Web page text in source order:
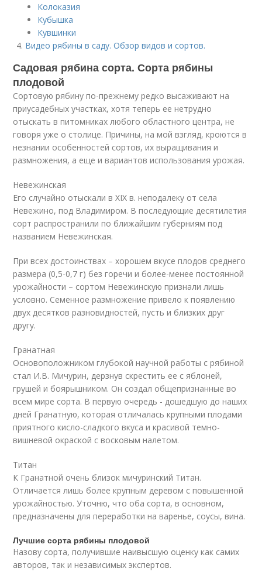
Колоказия
Кубышка
Кувшинки
Видео рябины в саду. Обзор видов и сортов.
Садовая рябина сорта. Сорта рябины
плодовой
Сортовую рябину по-прежнему редко высаживают на
приусадебных участках, хотя теперь ее нетрудно
отыскать в питомниках любого областного центра, не
говоря уже о столице. Причины, на мой взгляд, кроются в
незнании особенностей сортов, их выращивания и
размножения, а еще и вариантов использования урожая.
Невежинская
Его случайно отыскали в ХIХ в. неподалеку от села
Невежино, под Владимиром. В последующие десятилетия
сорт распространили по ближайшим губерниям под
названием Невежинская.
При всех достоинствах – хорошем вкусе плодов среднего
размера (0,5-0,7 г) без горечи и более-менее постоянной
урожайности – сортом Невежинскую признали лишь
условно. Семенное размножение привело к появлению
двух десятков разновидностей, пусть и близких друг
другу.
Гранатная
Основоположником глубокой научной работы с рябиной
стал И.В. Мичурин, дерзнув скрестить ее с яблоней,
грушей и боярышником. Он создал общепризнанные во
всем мире сорта. В первую очередь - дошедшую до наших
дней Гранатную, которая отличалась крупными плодами
приятного кисло-сладкого вкуса и красивой темно-
вишневой окраской с восковым налетом.
Титан
К Гранатной очень близок мичуринский Титан.
Отличается лишь более крупным деревом с повышенной
урожайностью. Уточню, что оба сорта, в основном,
предназначены для переработки на варенье, соусы, вина.
Лучшие сорта рябины плодовой
Назову сорта, получившие наивысшую оценку как самих
авторов, так и независимых экспертов.